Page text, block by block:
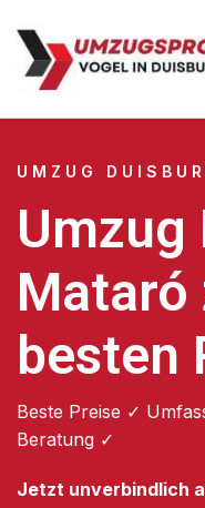
UMZUG
Umzug
Mataró
besten
Beste Preise ✓
Beratung ✓
Jetzt unverbindlich